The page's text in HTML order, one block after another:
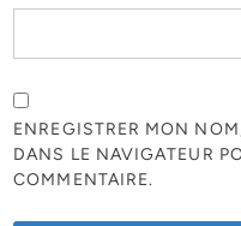
ENREGISTRER MON
DANS LE NAVIGATEUR
COMMENTAIRE.